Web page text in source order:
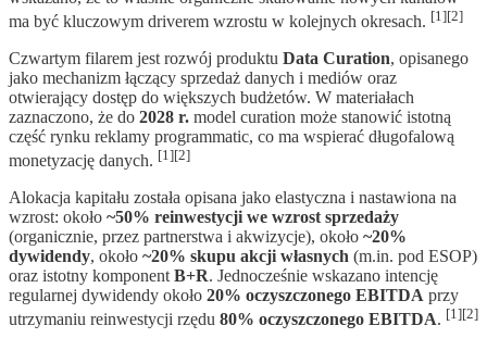
ma być kluczowym driverem wzrostu w kolejnych okresach. [1][2]
Czwartym filarem jest rozwój produktu Data Curation, opisanego
jako mechanizm łączący sprzedaż danych i mediów oraz
otwierający dostęp do większych budżetów. W materiałach
zaznaczono, że do 2028 r. model curation może stanowić istotną
część rynku reklamy programmatic, co ma wspierać długofalową
monetyzację danych. [1][2]
Alokacja kapitału została opisana jako elastyczna i nastawiona na
wzrost: około ~50% reinwestycji we wzrost sprzedaży
(organicznie, przez partnerstwa i akwizycje), około ~20%
dywidendy, około ~20% skupu akcji własnych (m.in. pod ESOP)
oraz istotny komponentB+R. Jednocześnie wskazano intencję
regularnej dywidendy około 20% oczyszczonego EBITDA przy
utrzymaniu reinwestycji rzędu 80% oczyszczonego EBITDA. [1][2]